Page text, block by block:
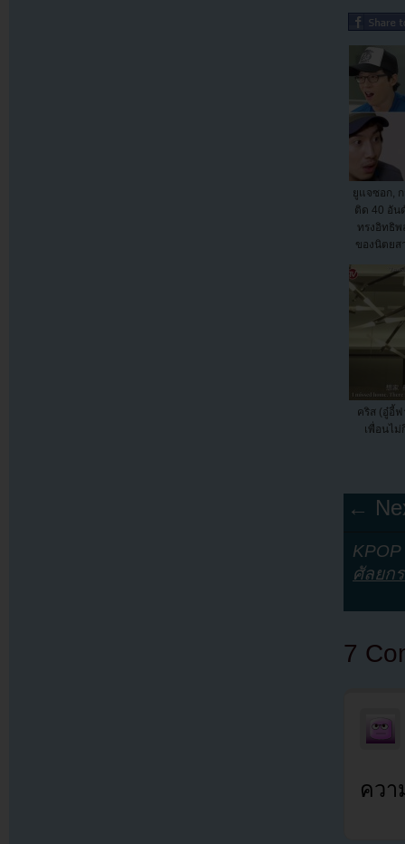
ยูแจซอก,
ติด 40 อัน
ทรงอิทธิ
ของนิตยส
คริส (อู๋อี้ฟ
เพื่อนไม่
←
ศัลยก
7
ควา